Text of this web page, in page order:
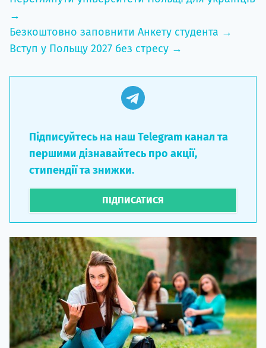
→
Безкоштовно заповнити Анкету студента →
Вступ у Польщу 2027 без стресу →
Підписуйтесь на наш Telegram канал та
першими дізнавайтесь про акції,
стипендії та знижки.
ПІДПИСАТИСЯ